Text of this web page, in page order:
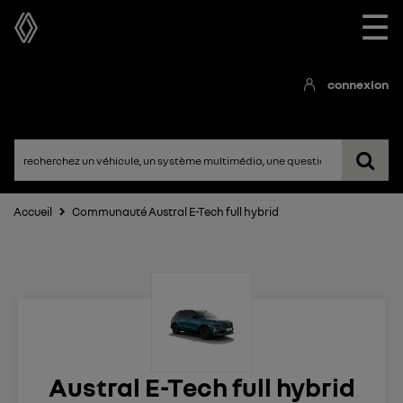
☰
connexion
Accueil Communauté Austral E-Tech full hybrid
Austral E-Tech full hybrid